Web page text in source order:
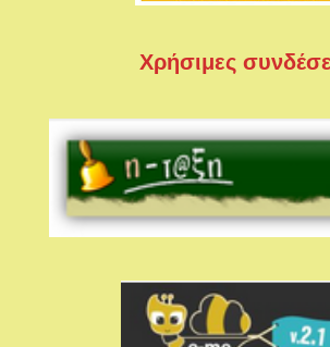
Χρήσιμες